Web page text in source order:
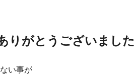
りがとうございまし
い事が